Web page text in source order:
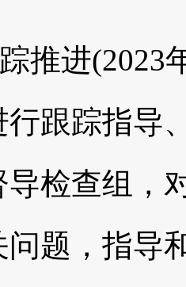
进(2023年
跟踪指导
检查组，
题，指导